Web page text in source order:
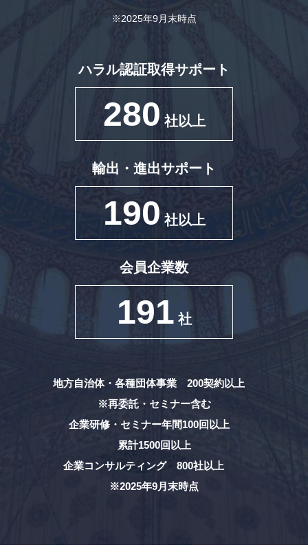
※2025年9月末時点
ハラル認証取得サポート
280 社以上
輸出・進出サポート
190 社以上
会員企業数
191 社
地方自治体・各種団体事業 200契約以上
※再委託・セミナー含む
企業研修・セミナー年間100回以上
累計1500回以上
企業コンサルティング 800社以上
※2025年9月末時点